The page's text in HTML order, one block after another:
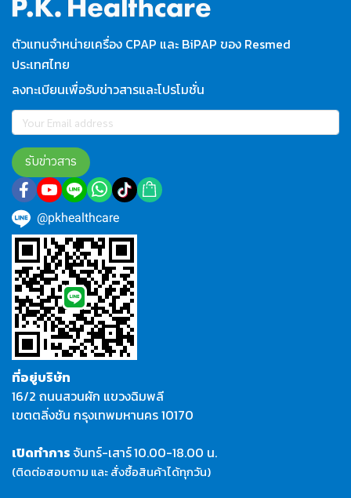
ตัวแทนจำหน่ายเครื่อง CPAP และ BiPAP ของ Resmed
ประเทศไทย
ลงทะเบียนเพื่อรับข่าวสารและโปรโมชั่น
รับข่าวสาร
@pkhealthcare
ที่อยู่บริษัท
16/2 ถนนสวนผัก แขวงฉิมพลี
เขตตลิ่งชัน กรุงเทพมหานคร 10170
เปิดทำการจันทร์-เสาร์10.00-18.00 น.
(ติดต่อสอบถาม และ สั่งซื้อสินค้าได้ทุกวัน)